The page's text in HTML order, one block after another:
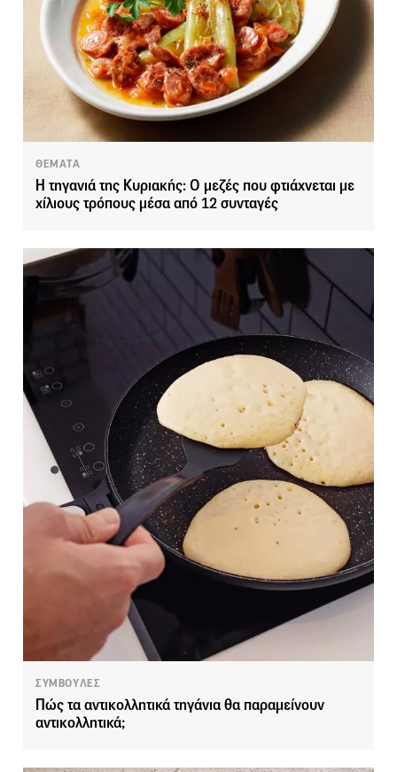
ΘΕΜΑΤΑ
Η τηγανιά της Κυριακής: Ο μεζές που φτιάχνεται με
χίλιους τρόπους μέσα από 12 συνταγές
ΣΥΜΒΟΥΛΕΣ
Πώς τα αντικολλητικά τηγάνια θα παραμείνουν
αντικολλητικά;